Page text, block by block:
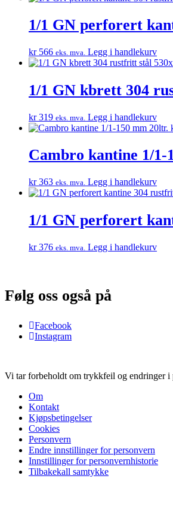
1/1 GN perforert
kr566 eks. mva. Legg i handlekurv
1/1 GN kbrett 304
kr319 eks. mva. Legg i handlekurv
Cambro kantine 1/
kr363 eks. mva. Legg i handlekurv
1/1 GN perforert
kr376 eks. mva. Legg i handlekurv
Følg oss også på
Facebook
Instagram
Vi tar forbeholdt om trykkfeil og endringer i
Om
Kontakt
Kjøpsbetingelser
Cookies
Personvern
Endre innstillinger for personvern
Innstillinger for personvernhistorie
Tilbakekall samtykke